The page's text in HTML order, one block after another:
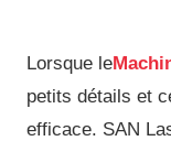
Lorsque le
petits détails et
efficace. SAN